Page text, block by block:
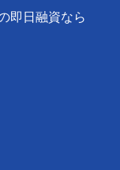
即日融資なら